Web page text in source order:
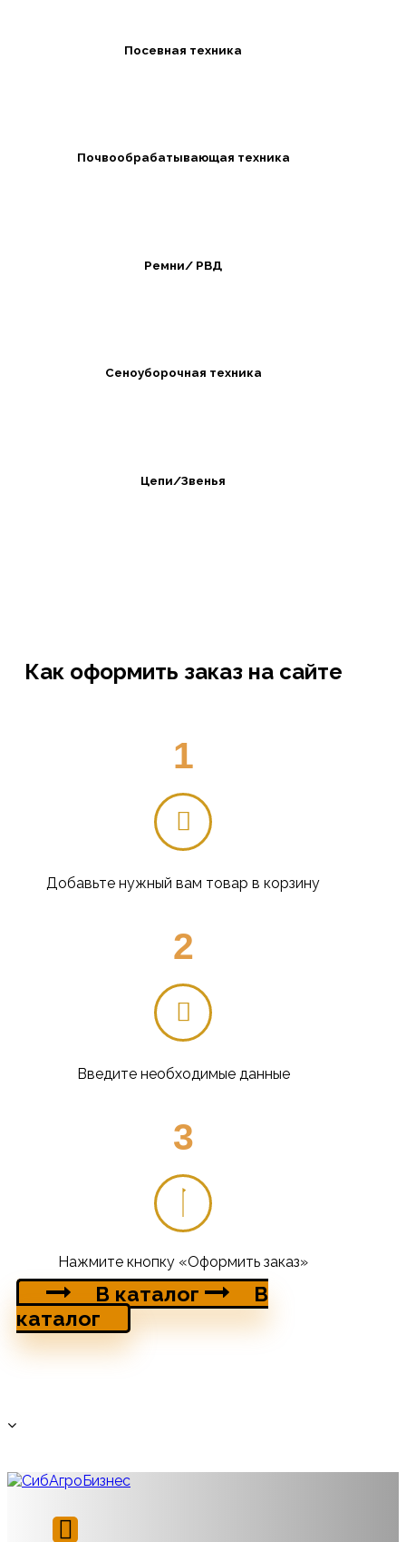
Посевная техника
Почвообрабатывающая техника
Ремни/ РВД
Сеноуборочная техника
Цепи/Звенья
Как оформить заказ на сайте
1
Добавьте нужный вам товар в корзину
2
Введите необходимые данные
3
Нажмите кнопку «Оформить заказ»
В каталог
В
каталог